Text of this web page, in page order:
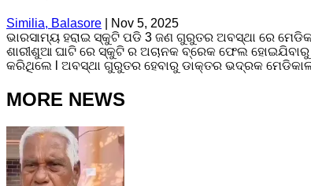
Similia, Balasore
Nov 5, 2025
ଭାରସାମ୍ୟ ହରାଇ ସ୍କୁଟି ପଡି 3 ଜଣ ଗୁରୁତର ଅବସ୍ଥା ରେ
ଶାରୀଶୁଆ ଘାଟି ରେ ସ୍କୁଟି ର ଅଚାନକ ବ୍ରେକ ଫେଲ
କରିଥିଲେ l ଅବସ୍ଥା ଗୁରୁତର ହେବାରୁ ଡାକ୍ତର ଭଦ୍ରକ ମେଡିକାଲ
MORE NEWS